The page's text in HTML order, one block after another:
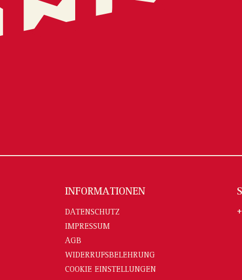
INFORMATIONEN
DATENSCHUTZ
IMPRESSUM
AGB
WIDERRUFSBELEHRUNG
COOKIE EINSTELLUNGEN